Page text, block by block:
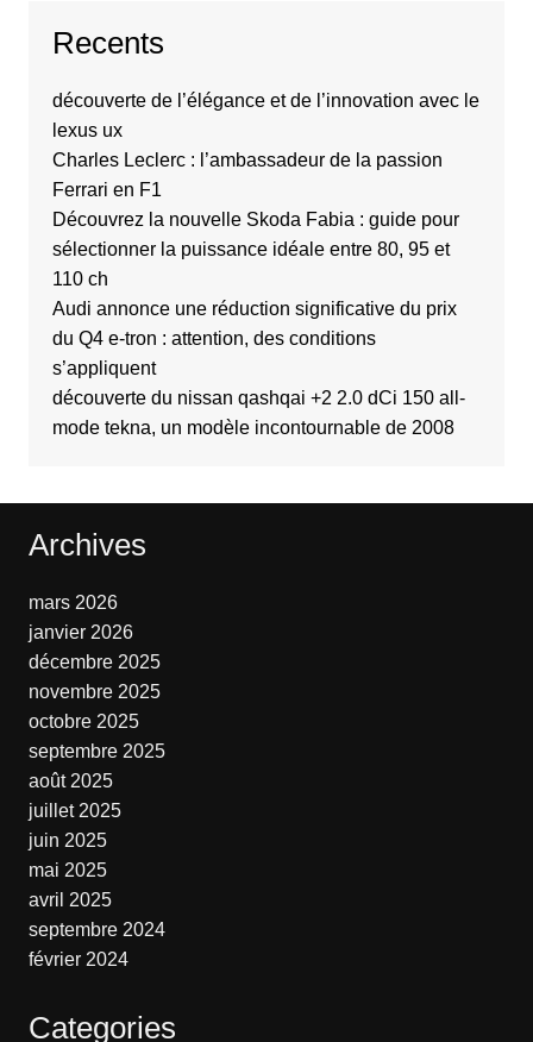
Recents
découverte de l’élégance et de l’innovation avec le
lexus ux
Charles Leclerc : l’ambassadeur de la passion
Ferrari en F1
Découvrez la nouvelle Skoda Fabia : guide pour
sélectionner la puissance idéale entre 80, 95 et
110 ch
Audi annonce une réduction significative du prix
du Q4 e-tron : attention, des conditions
s’appliquent
découverte du nissan qashqai +2 2.0 dCi 150 all-
mode tekna, un modèle incontournable de 2008
Archives
mars 2026
janvier 2026
décembre 2025
novembre 2025
octobre 2025
septembre 2025
août 2025
juillet 2025
juin 2025
mai 2025
avril 2025
septembre 2024
février 2024
Categories